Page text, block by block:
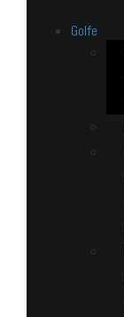
Golfe